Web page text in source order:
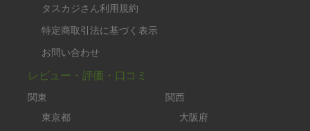
タスカジさん利用規約
特定商取引法に基づく表示
お問い合わせ
レビュー・評価・口コミ
関東
東京都
関西
大阪府